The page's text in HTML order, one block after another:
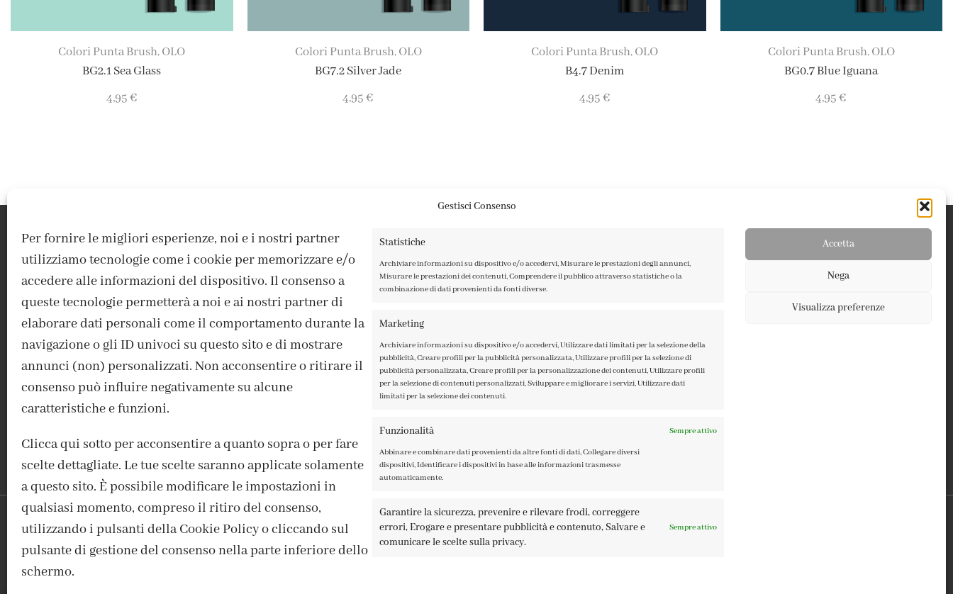
Gestisci Consenso
Per fornire le migliori esperienze, noi e i nostri partner
utilizziamo tecnologie come i cookie per memorizzare e/o
accedere alle informazioni del dispositivo. Il consenso a
queste tecnologie permetterà a noi e ai nostri partner di
elaborare dati personali come il comportamento durante la
navigazione o gli ID univoci su questo sito e di mostrare
annunci (non) personalizzati. Non acconsentire o ritirare il
consenso può influire negativamente su alcune
caratteristiche e funzioni.
Clicca qui sotto per acconsentire a quanto sopra o per fare
scelte dettagliate. Le tue scelte saranno applicate solamente
a questo sito. È possibile modificare le impostazioni in
qualsiasi momento, compreso il ritiro del consenso,
utilizzando i pulsanti della Cookie Policy o cliccando sul
pulsante di gestione del consenso nella parte inferiore dello
schermo.
Statistiche
Archiviare informazioni su dispositivo e/o accedervi, Misurare le prestazioni degli annunci,
Misurare le prestazioni dei contenuti, Comprendere il pubblico attraverso statistiche o la
combinazione di dati provenienti da fonti diverse.
Marketing
Archiviare informazioni su dispositivo e/o accedervi, Utilizzare dati limitati per la selezione della
pubblicità, Creare profili per la pubblicità personalizzata, Utilizzare profili per la selezione di
pubblicità personalizzata, Creare profili per la personalizzazione dei contenuti, Utilizzare profili
per la selezione di contenuti personalizzati, Sviluppare e migliorare i servizi, Utilizzare dati
limitati per la selezione dei contenuti.
Funzionalità Sempre attivo
Abbinare e combinare dati provenienti da altre fonti di dati, Collegare diversi
dispositivi, Identificare i dispositivi in base alle informazioni trasmesse
automaticamente.
Garantire la sicurezza, prevenire e rilevare frodi, correggere
errori, Erogare e presentare pubblicità e contenuto, Salvare e
comunicare le scelte sulla privacy.
Sempre attivo
Accetta
Nega
Visualizza preferenze
Colori Punta Brush, OLO
BG2.1 Sea Glass
4,95€
Colori Punta Brush, OLO
BG7.2 Silver Jade
4,95€
Colori Punta Brush, OLO
B4.7 Denim
4,95€
Colori Punta Brush, OLO
BG0.7 Blue Iguana
4,95€
ACCEDI / REGISTRATI IL MIO ACCOUNT
ISCRIVITI ALLA NEWSLETTER
FABBRICA DEL COLORE, VIA TAGLIAMENTO 13, 23900 LECCO – ©ABRALUX SRL P.IVA 01504540137 | DESIGN BY